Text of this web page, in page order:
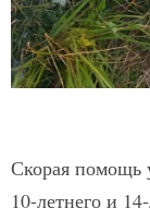
Скорая помощь
10-летнего и